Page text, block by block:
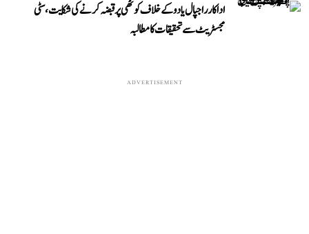
اداکار راجپال یادو کے خلاف کوٹھی پر قبضہ کرنے کی شکایت، سٹی
مجسٹریٹ سے تحقیقات کا مطالبہ
ADVERTISEMENT